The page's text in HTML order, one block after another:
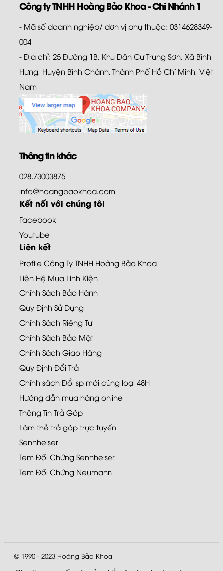
Công ty TNHH Hoàng Bảo Khoa - Chi Nhánh 1
- Mã số doanh nghiệp/ đơn vị phụ thuộc: 0314628349-
004
- Địa chỉ: 25 Đường 1B, Khu Dân Cư Trung Sơn, Xã Bình
Hưng, Huyện Bình Chánh, Thành Phố Hồ Chí Minh, Việt
Nam
Thông tin khác
028.73003875
info@hoangbaokhoa.com
Kết nối với chúng tôi
Facebook
Youtube
Liên kết
Profile Công Ty TNHH Hoàng Bảo Khoa
Liên Hệ Mua Linh Kiện
Chính Sách Bảo Hành
Quy Định Sử Dụng
Chính Sách Riêng Tư
Chính Sách Bảo Mật
Chính Sách Giao Hàng
Quy Định Đổi Trả
Chính sách Đổi sp mới cùng loại 48H
Hướng dẫn mua hàng online
Thông Tin Trả Góp
Làm thẻ trả góp trực tuyến
Sennheiser
Tem Đối Chứng Sennheiser
Tem Đối Chứng Neumann
© 1990 - 2023 Hoàng Bảo Khoa